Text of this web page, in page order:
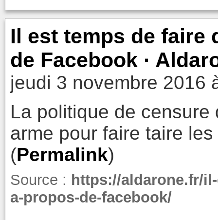
Il est temps de faire
de Facebook ·
jeudi 3 novembre 2016
La politique de
arme pour faire taire
(Permalink)
Source : https://aldarone.fr/
a-propos-de-facebook/